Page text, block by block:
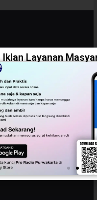
Purwamekar,
Provinsi Jawa
Iklan Layanan